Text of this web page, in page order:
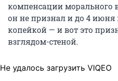
компенсации морального
он не признал и до 4
копейкой — и вот это
взглядом-стеной.
Не удалось загрузить VIQEO